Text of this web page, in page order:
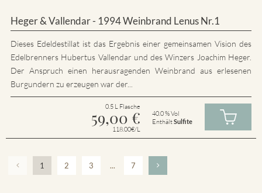
Heger & Vallendar - 1994 Weinbrand Lenus Nr.1
Dieses Edeldestillat ist das Ergebnis einer gemeinsamen Vision des
Edelbrenners Hubertus Vallendar und des Winzers Joachim Heger.
Der Anspruch einen herausragenden Weinbrand aus erlesenen
Burgundern zu erzeugen war der...
0.5 L Flasche
59,00 €
118.00€/L
40.0 % Vol
EnthältSulfite
1 2 3 ... 7